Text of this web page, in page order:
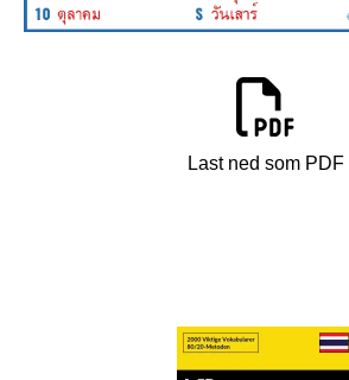
Last ned som PDF